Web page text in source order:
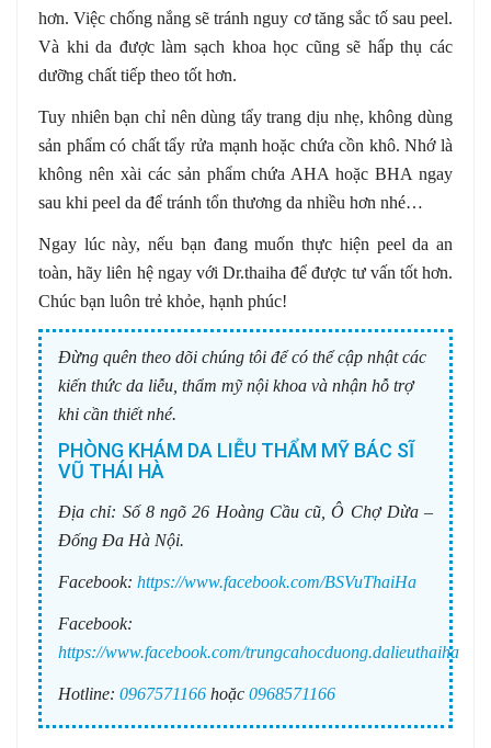
hơn. Việc chống nắng sẽ tránh nguy cơ tăng sắc tố sau peel.
Và khi da được làm sạch khoa học cũng sẽ hấp thụ các
dưỡng chất tiếp theo tốt hơn.
Tuy nhiên bạn chỉ nên dùng tẩy trang dịu nhẹ, không dùng
sản phẩm có chất tẩy rửa mạnh hoặc chứa cồn khô. Nhớ là
không nên xài các sản phẩm chứa AHA hoặc BHA ngay
sau khi peel da để tránh tổn thương da nhiều hơn nhé…
Ngay lúc này, nếu bạn đang muốn thực hiện peel da an
toàn, hãy liên hệ ngay với Dr.thaiha để được tư vấn tốt hơn.
Chúc bạn luôn trẻ khỏe, hạnh phúc!
Đừng quên theo dõi chúng tôi để có thể cập nhật các
kiến thức da liễu, thẩm mỹ nội khoa và nhận hỗ trợ
khi cần thiết nhé.
PHÒNG KHÁM DA LIỄU THẨM MỸ BÁC SĨ
VŨ THÁI HÀ
Địa chỉ: Số 8 ngõ 26 Hoàng Cầu cũ, Ô Chợ Dừa –
Đống Đa Hà Nội.
Facebook: https://www.facebook.com/BSVuThaiHa
Facebook:
https://www.facebook.com/trungcahocduong.dalieuthaiha
Hotline: 0967571166 hoặc 0968571166